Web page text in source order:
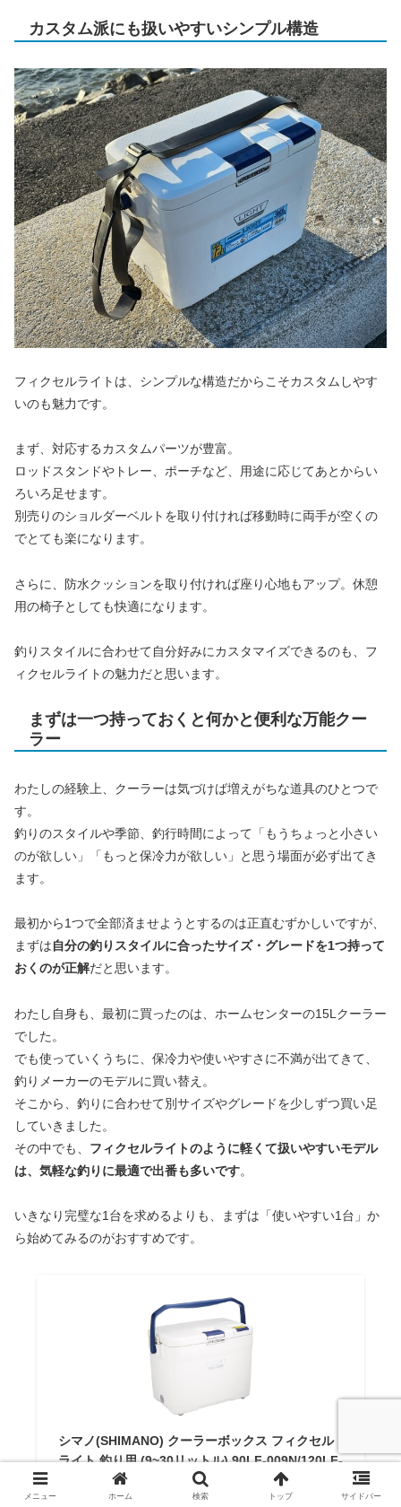
カスタム派にも扱いやすいシンプル構造
フィクセルライトは、シンプルな構造だからこそカスタムしやす
いのも魅力です。
まず、対応するカスタムパーツが豊富。
ロッドスタンドやトレー、ポーチなど、用途に応じてあとからい
ろいろ足せます。
別売りのショルダーベルトを取り付ければ移動時に両手が空くの
でとても楽になります。
さらに、防水クッションを取り付ければ座り心地もアップ。休憩
用の椅子としても快適になります。
釣りスタイルに合わせて自分好みにカスタマイズできるのも、フ
ィクセルライトの魅力だと思います。
まずは一つ持っておくと何かと便利な万能クー
ラー
わたしの経験上、クーラーは気づけば増えがちな道具のひとつで
す。
釣りのスタイルや季節、釣行時間によって「もうちょっと小さい
のが欲しい」「もっと保冷力が欲しい」と思う場面が必ず出てき
ます。
最初から1つで全部済ませようとするのは正直むずかしいですが、
まずは自分の釣りスタイルに合ったサイズ・グレードを1つ持って
おくのが正解だと思います。
わたし自身も、最初に買ったのは、ホームセンターの15Lクーラー
でした。
でも使っていくうちに、保冷力や使いやすさに不満が出てきて、
釣りメーカーのモデルに買い替え。
そこから、釣りに合わせて別サイズやグレードを少しずつ買い足
していきました。
その中でも、 フィクセルライトのように軽くて扱いやすいモデル
は、気軽な釣りに最適で出番も多いです。
いきなり完璧な1台を求めるよりも、まずは「使いやすい1台」か
ら始めてみるのがおすすめです。
シマノ(SHIMANO) クーラーボックス フィクセル
ライト 釣り用 (9~30リットル) 90LF-009N/120LF-
012N/170LF-017N/220LF-022N/300LF-030N
メニュー ホーム 検索 トップ サイドバー